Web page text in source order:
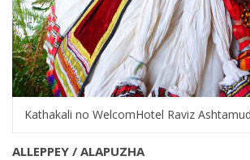
Kathakali no WelcomHotel Raviz
ALLEPPEY / ALAPUZHA